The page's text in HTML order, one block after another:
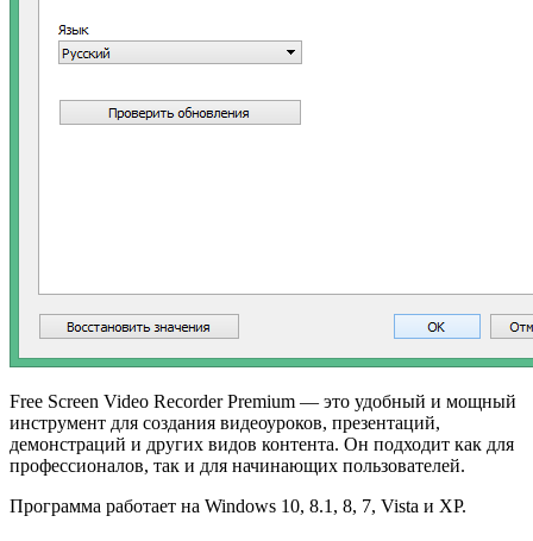
Free Screen Video Recorder Premium — это удобный и мощный
инструмент для создания видеоуроков, презентаций,
демонстраций и других видов контента. Он подходит как для
профессионалов, так и для начинающих пользователей.
Программа работает на Windows 10, 8.1, 8, 7, Vista и XP.